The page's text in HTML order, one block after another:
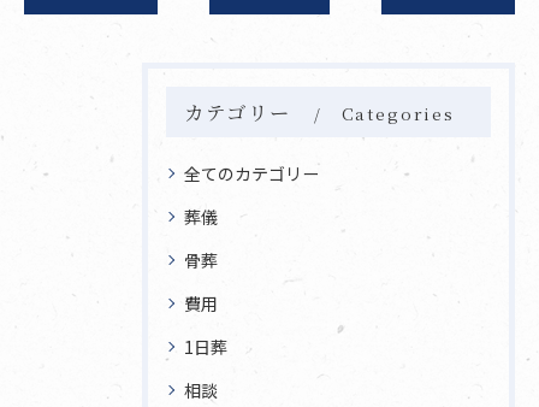
カテゴリー Categories
全てのカテゴリー
葬儀
骨葬
費用
1日葬
相談